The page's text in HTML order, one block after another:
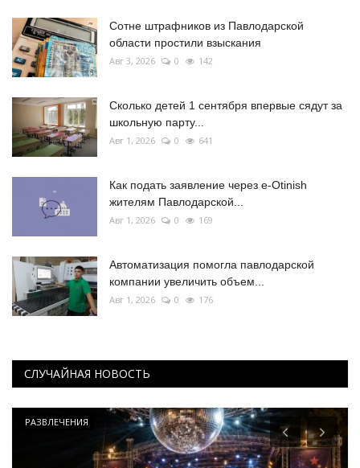
Сотне штрафников из Павлодарской
области простили взыскания
Авг 3, 2026 0 142
Сколько детей 1 сентября впервые сядут за
школьную парту...
Авг 1, 2026 0 641
Как подать заявление через e-Otinish
жителям Павлодарской...
Авг 1, 2026 0 169
Автоматизация помогла павлодарской
компании увеличить объем...
Авг 1, 2026 0 176
СЛУЧАЙНАЯ НОВОСТЬ
РАЗВЛЕЧЕНИЯ